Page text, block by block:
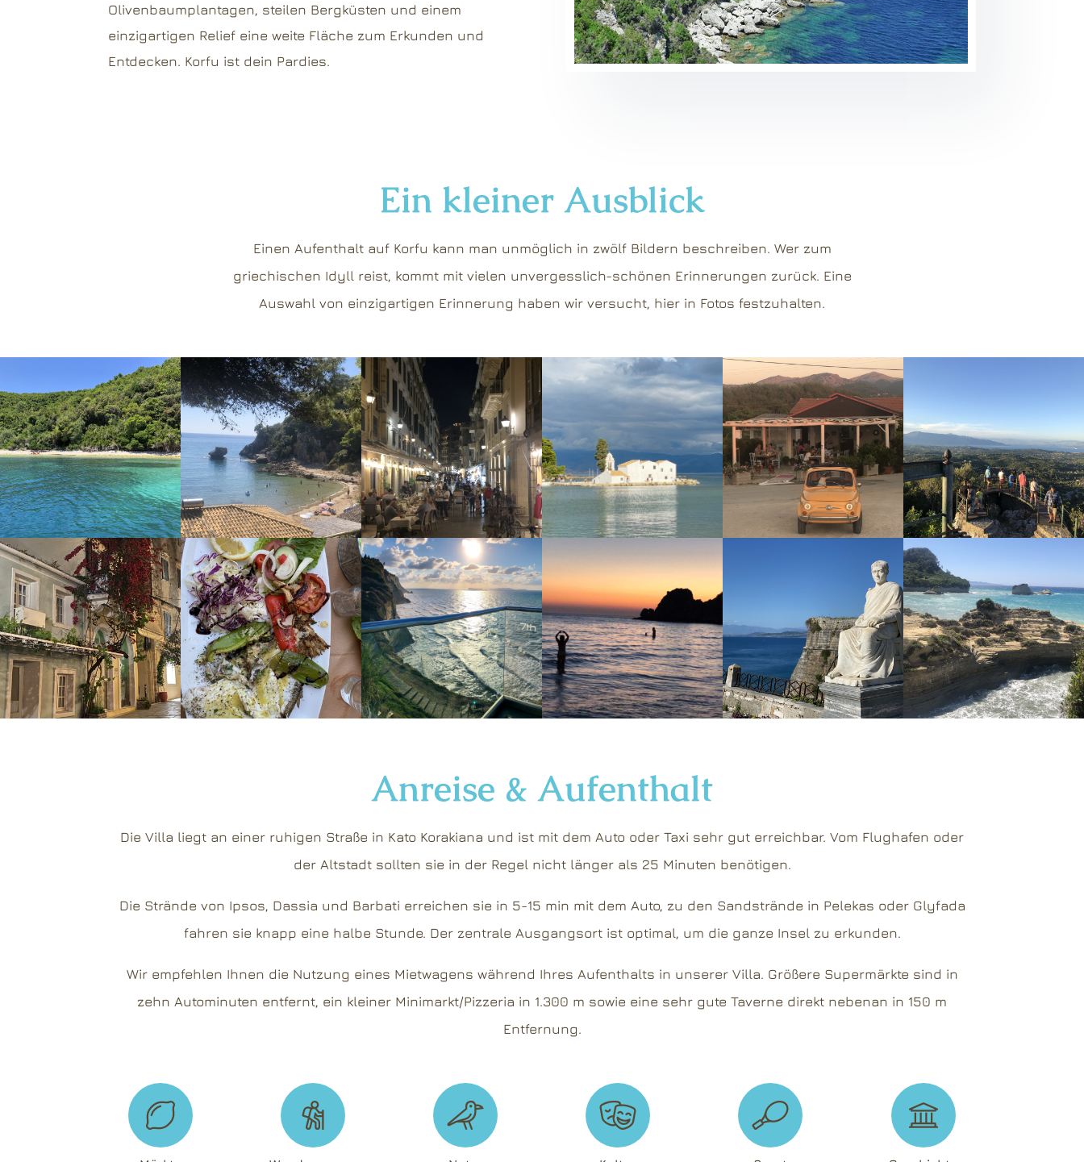
Olivenbaumplantagen, steilen Bergküsten und einem
einzigartigen Relief eine weite Fläche zum Erkunden und
Entdecken. Korfu ist dein Pardies.
Ein kleiner Ausblick
Einen Aufenthalt auf Korfu kann man unmöglich in zwölf Bildern beschreiben. Wer zum
griechischen Idyll reist, kommt mit vielen unvergesslich-schönen Erinnerungen zurück. Eine
Auswahl von einzigartigen Erinnerung haben wir versucht, hier in Fotos festzuhalten.
Anreise & Aufenthalt
Die Villa liegt an einer ruhigen Straße in Kato Korakiana und ist mit dem Auto oder Taxi sehr gut erreichbar. Vom Flughafen oder
der Altstadt sollten sie in der Regel nicht länger als 25 Minuten benötigen.
Die Strände von Ipsos, Dassia und Barbati erreichen sie in 5-15 min mit dem Auto, zu den Sandstrände in Pelekas oder Glyfada
fahren sie knapp eine halbe Stunde. Der zentrale Ausgangsort ist optimal, um die ganze Insel zu erkunden.
Wir empfehlen Ihnen die Nutzung eines Mietwagens während Ihres Aufenthalts in unserer Villa. Größere Supermärkte sind in
zehn Autominuten entfernt, ein kleiner Minimarkt/Pizzeria in 1.300 m sowie eine sehr gute Taverne direkt nebenan in 150 m
Entfernung.